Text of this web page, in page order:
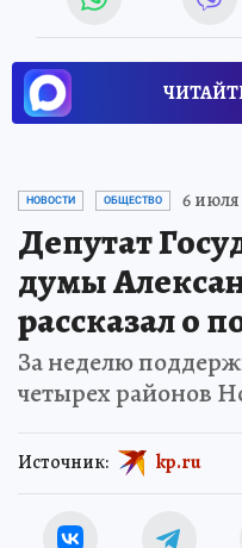
НОВОСТИ ОБЩЕСТВО 6 июля
Депутат
думы
рассказал о
За неделю
четырех районов
Источник: kp.ru